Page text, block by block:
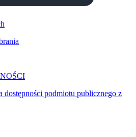
dostępności podmiotu publicznego z